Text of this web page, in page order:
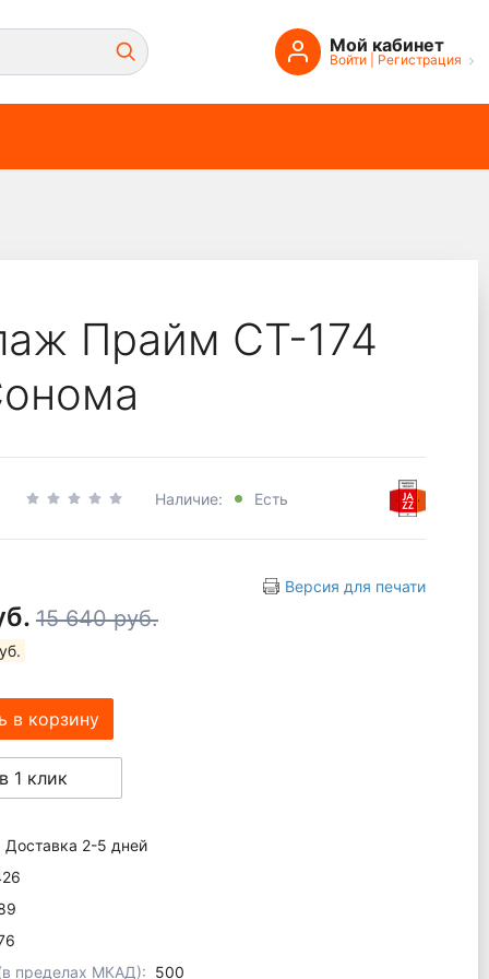
Мой кабинет
Войти| Регистрация
Прайм СТ-174
Наличие: Есть
Версия для печати
15 640 руб.
в корзину
1 клик
Доставка 2-5 дней
пределах МКАД): 500